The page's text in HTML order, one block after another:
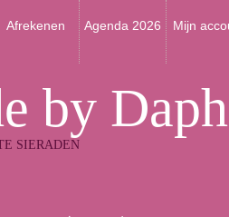
Afrekenen Agenda 2026 Mijn
by
SIERADEN